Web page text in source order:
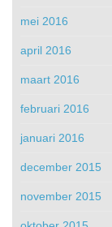
mei 2016
april 2016
maart 2016
februari 2016
januari 2016
december 2015
november 2015